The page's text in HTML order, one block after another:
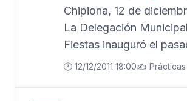
Chipiona, 12 de
La Delegación
Fiestas inauguró el
a la inauguración del
🕐 12/12/2011 18:00✍️ Prácticas